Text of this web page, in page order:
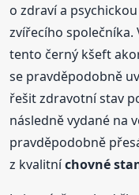
o zdraví a
zvířecího
tento černý kšeft
se pravděpodobně
řešit zdravotní stav
následně vydané na
pravděpodobně
z kvalitníchovné